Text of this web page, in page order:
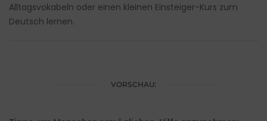
Alltagsvokabeln oder einen kleinen Einsteiger-Kurs zum
Deutsch lernen.
VORSCHAU: